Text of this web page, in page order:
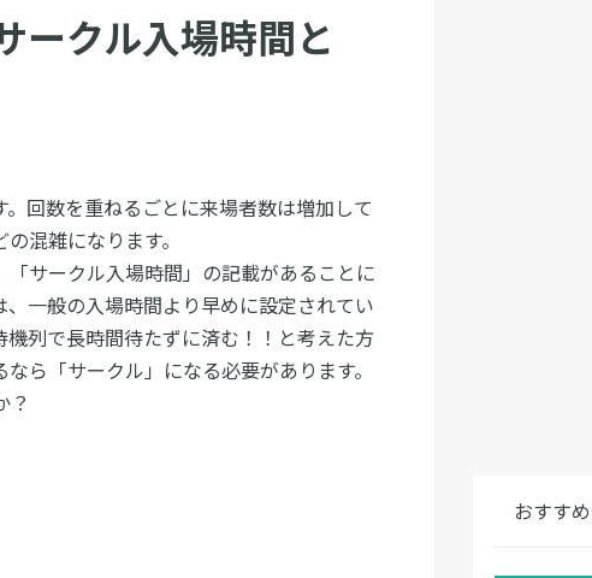
ークル入場時間と
回数を重ねるごとに来場者数は増加して
混雑になります。
サークル入場時間」の記載があることに
一般の入場時間より早めに設定されてい
列で長時間待たずに済む！！と考えた方
ら「サークル」になる必要があります。
？
おすす